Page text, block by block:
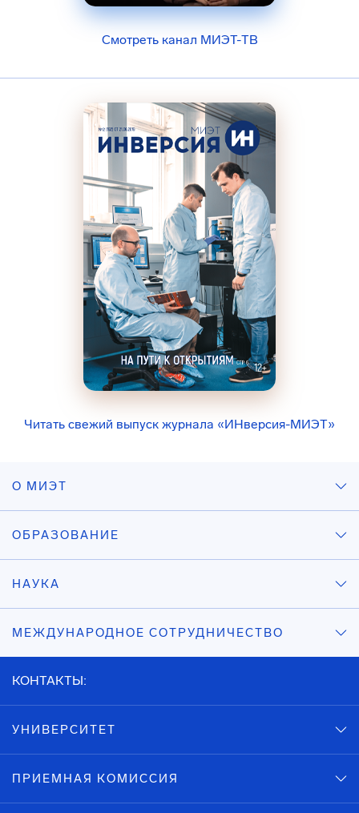
Смотреть канал МИЭТ-ТВ
Читать свежий выпуск журнала «ИНверсия-МИЭТ»
О МИЭТ
ОБРАЗОВАНИЕ
НАУКА
МЕЖДУНАРОДНОЕ СОТРУДНИЧЕСТВО
КОНТАКТЫ:
УНИВЕРСИТЕТ
ПРИЕМНАЯ КОМИССИЯ